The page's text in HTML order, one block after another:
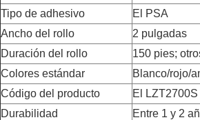
Tipo de adhesivo
El PSA
Ancho del rollo
2 pulgadas
Duración del rollo
150 pies;
Colores estándar
Blanco/rojo/
Código del producto
El LZT2700S
Durabilidad
Entre 1 y 2